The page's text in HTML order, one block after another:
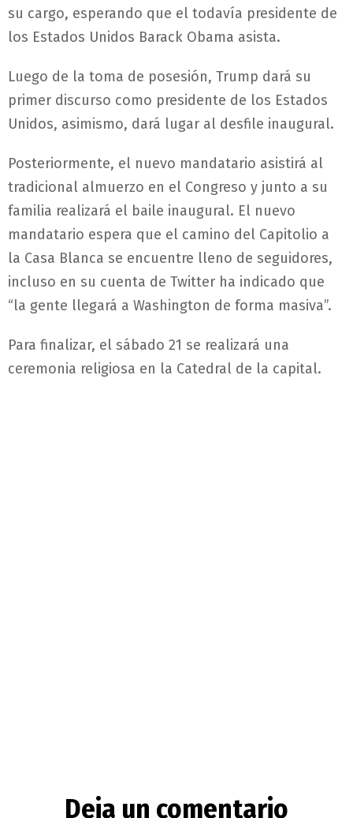
su cargo, esperando que el todavía presidente de
los Estados Unidos Barack Obama asista.
Luego de la toma de posesión, Trump dará su
primer discurso como presidente de los Estados
Unidos, asimismo, dará lugar al desfile inaugural.
Posteriormente, el nuevo mandatario asistirá al
tradicional almuerzo en el Congreso y junto a su
familia realizará el baile inaugural. El nuevo
mandatario espera que el camino del Capitolio a
la Casa Blanca se encuentre lleno de seguidores,
incluso en su cuenta de Twitter ha indicado que
“la gente llegará a Washington de forma masiva”.
Para finalizar, el sábado 21 se realizará una
ceremonia religiosa en la Catedral de la capital.
Deja un comentario